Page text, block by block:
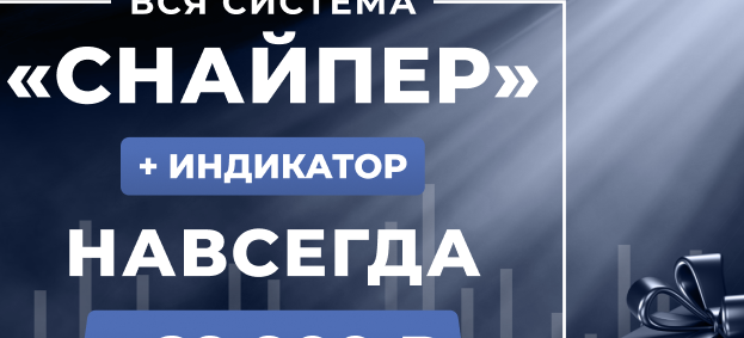
нисходящего движения. Принципиального значения восходящие и
имеют, сила сигнала от этого не снижается. Но если небольших
высока вероятность продолжения тренда.
на 5-ти минутном графике британского фунта. Зеленая линия
развитие ситуации в будущем.